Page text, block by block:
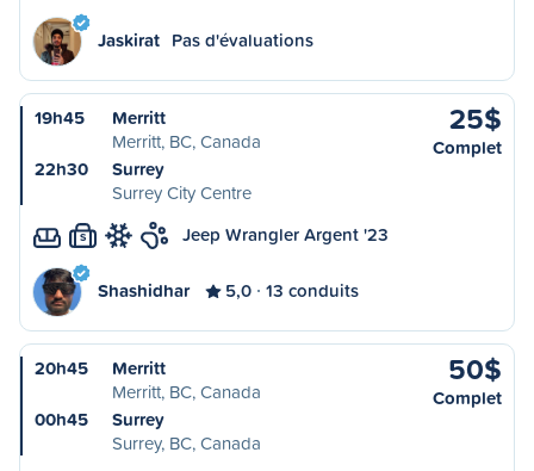
Jaskirat Pas d'évaluations
19h45
Merritt
Merritt, BC, Canada
22h30
Surrey
Surrey City Centre
25$
Complet
S Jeep Wrangler Argent '23
Shashidhar 5,0 13 conduits
20h45
Merritt
Merritt, BC, Canada
00h45
Surrey
Surrey, BC, Canada
50$
Complet